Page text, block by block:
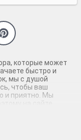
которые может
быстро и
мы с душой
чтобы ваш
и приятно. Мы
на сайте
Дора.
мелодию